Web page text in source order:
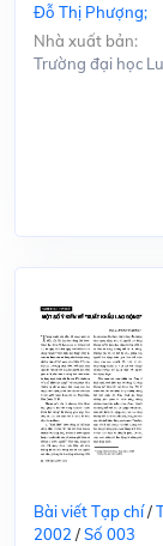
Đỗ Thị Phượng;
Nhà xuất bản:
Trường đại học
Bài viết Tạp chí/
2002 /Số 003